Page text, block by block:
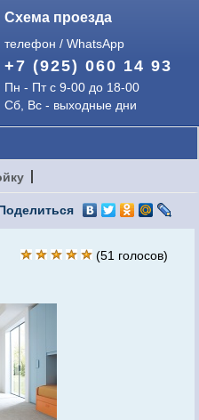
Схема проезда
телефон / WhatsApp
+7 (925) 060 14 93
Пн - Пт с 9-00 до 18-00
Сб, Вс - выходные дни
(51 голосов)